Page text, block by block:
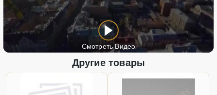
Смотреть Видео
Другие товары